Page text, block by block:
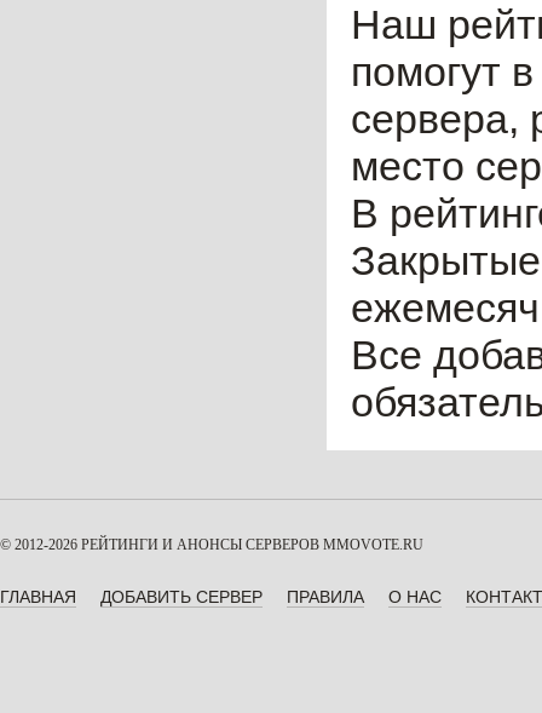
Наш
помогут
сервера,
место
В
Все
© 2012-2026 РЕЙТИНГИ И АНОНСЫ СЕРВЕРОВ MMOVOTE.RU
ГЛАВНАЯ ДОБАВИТЬ СЕРВЕР ПРАВИЛА О НАС